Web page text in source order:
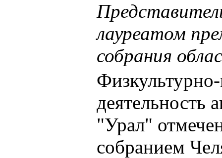
лауреатом
собрания
деятельность
"Урал"
собранием